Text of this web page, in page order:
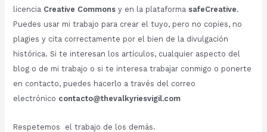
licencia Creative Commonsy en la plataforma safeCreative.
Puedes usar mi trabajo para crear el tuyo, pero no copies, no
plagies y cita correctamente por el bien de la divulgación
histórica. Si te interesan los artículos, cualquier aspecto del
blog o de mi trabajo o si te interesa trabajar conmigo o ponerte
en contacto, puedes hacerlo a través del correo
electrónico contacto@thevalkyriesvigil.com
Respetemos el trabajo de los demás.